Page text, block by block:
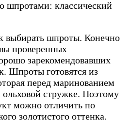
выбирать шпроты. Конечно
проверенных
зарекомендовавших
Шпроты готовятся из
перед маринованием
ольховой стружке. Поэтому
можно отличить по
золотистого оттенка.